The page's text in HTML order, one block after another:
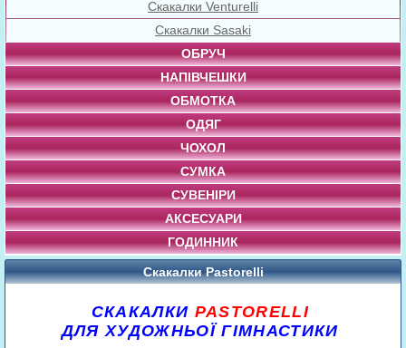
Скакалки Venturelli
Скакалки Sasaki
ОБРУЧ
НАПІВЧЕШКИ
ОБМОТКА
ОДЯГ
ЧОХОЛ
СУМКА
СУВЕНІРИ
АКСЕСУАРИ
ГОДИННИК
Скакалки Pastorelli
СКАКАЛКИ PASTORELLI
ДЛЯ ХУДОЖНЬОЇ ГІМНАСТИКИ